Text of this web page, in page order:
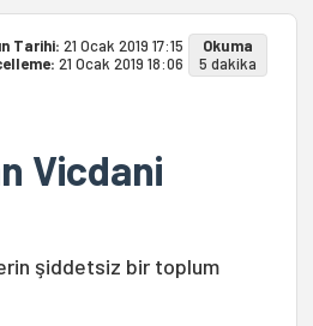
Tarihi: 21 Ocak 2019 17:15
21 Ocak 2019 18:06
Okuma
5 dakika
Vicdani
şiddetsiz bir toplum